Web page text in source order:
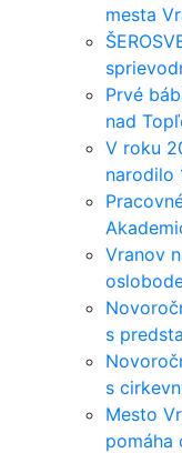
mesta
Prvé
nad
V roku
narodilo
Vranov
s
s
Mesto
pomáha